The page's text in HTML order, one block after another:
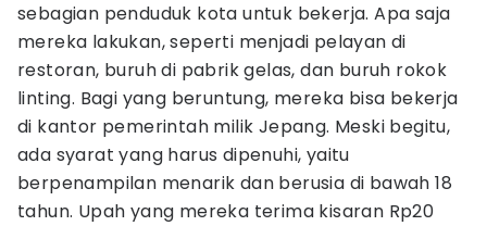
sebagian penduduk kota untuk bekerja. Apa saja
mereka lakukan, seperti menjadi pelayan di
restoran, buruh di pabrik gelas, dan buruh rokok
linting. Bagi yang beruntung, mereka bisa bekerja
di kantor pemerintah milik Jepang. Meski begitu,
ada syarat yang harus dipenuhi, yaitu
berpenampilan menarik dan berusia di bawah 18
tahun. Upah yang mereka terima kisaran Rp20